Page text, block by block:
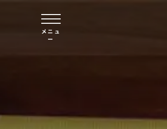
メニュ
ー